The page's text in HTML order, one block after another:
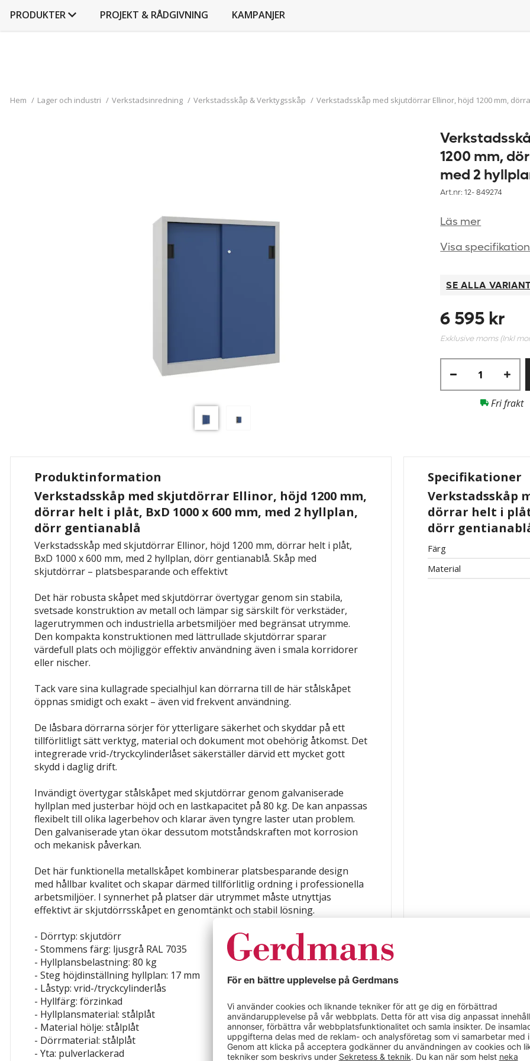
PRODUKTER PROJEKT & RÅDGIVNING KAMPANJER
Hem / Lager och industri / Verkstadsinredning / Verkstadsskåp & Verktygsskåp / Verkstadsskåp med skjutdörrar Ellinor, höjd 1200 mm,
1200 mm,
med 2
Art.nr: 12-849274
Läs mer
Visa
SE ALLA
6 595 kr
Exklusive moms (Inkl
Fri frakt
Produktinformation
Verkstadsskåp med skjutdörrar Ellinor, höjd 1200 mm,
dörrar helt i plåt, BxD 1000 x 600 mm, med 2 hyllplan,
dörr gentianablå
Verkstadsskåp med skjutdörrar Ellinor, höjd 1200 mm, dörrar helt i plåt,
BxD 1000 x 600 mm, med 2 hyllplan, dörr gentianablå. Skåp med
skjutdörrar – platsbesparande och effektivt
Det här robusta skåpet med skjutdörrar övertygar genom sin stabila,
svetsade konstruktion av metall och lämpar sig särskilt för verkstäder,
lagerutrymmen och industriella arbetsmiljöer med begränsat utrymme.
Den kompakta konstruktionen med lättrullade skjutdörrar sparar
värdefull plats och möjliggör effektiv användning även i smala korridorer
eller nischer.
Tack vare sina kullagrade specialhjul kan dörrarna till de här stålskåpet
öppnas smidigt och exakt – även vid frekvent användning.
De låsbara dörrarna sörjer för ytterligare säkerhet och skyddar på ett
tillförlitligt sätt verktyg, material och dokument mot obehörig åtkomst. Det
integrerade vrid-/tryckcylinderlåset säkerställer därvid ett mycket gott
skydd i daglig drift.
Invändigt övertygar stålskåpet med skjutdörrar genom galvaniserade
hyllplan med justerbar höjd och en lastkapacitet på 80 kg. De kan anpassas
flexibelt till olika lagerbehov och klarar även tyngre laster utan problem.
Den galvaniserade ytan ökar dessutom motståndskraften mot korrosion
och mekanisk påverkan.
Det här funktionella metallskåpet kombinerar platsbesparande design
med hållbar kvalitet och skapar därmed tillförlitlig ordning i professionella
arbetsmiljöer. I synnerhet på platser där utrymmet måste utnyttjas
effektivt är skjutdörrsskåpet en genomtänkt och stabil lösning.
- Dörrtyp: skjutdörr
- Stommens färg: ljusgrå RAL 7035
- Hyllplansbelastning: 80 kg
- Steg höjdinställning hyllplan: 17 mm
- Låstyp: vrid-/tryckcylinderlås
- Hyllfärg: förzinkad
- Hyllplansmaterial: stålplåt
- Material hölje: stålplåt
- Dörrmaterial: stålplåt
- Yta: pulverlackerad
Specifikationer
Verkstadsskåp
dörrar helt i
dörr
Färg
Material